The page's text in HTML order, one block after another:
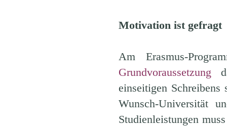
Motivation ist gefragt
Am Erasmus-
Grundvoraussetzung
einseitigen
Wunsch-Universität
Studienleistungen